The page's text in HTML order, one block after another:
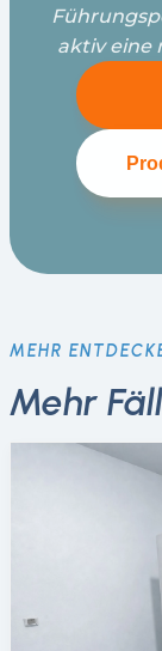
aktiv eine
MEHR
Mehr